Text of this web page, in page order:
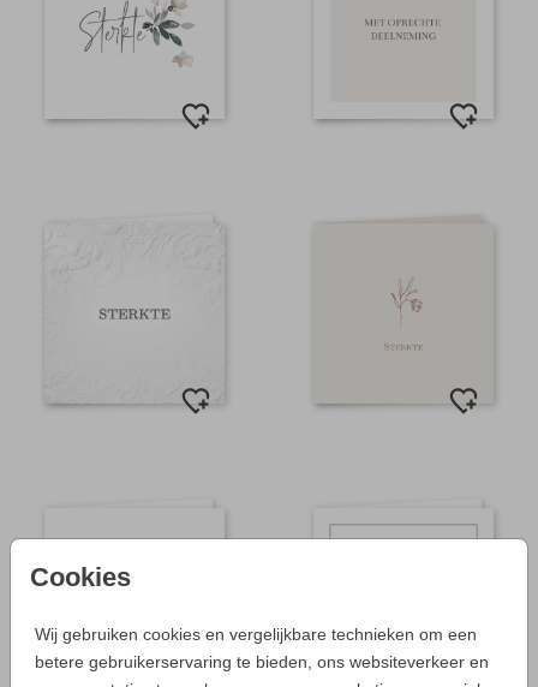
Cookies
Wij gebruiken cookies en vergelijkbare technieken om een
betere gebruikerservaring te bieden, ons websiteverkeer en